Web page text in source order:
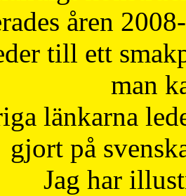
åren
till ett
man
länkarna
gjort på
Jag har